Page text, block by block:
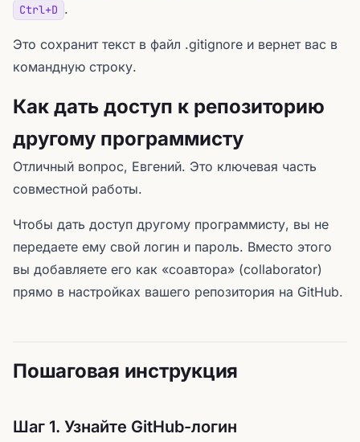
Ctrl+D .
Это сохранит текст в файл .gitignore и вернет вас в
командную строку.
Как дать доступ к репозиторию
другому программисту
Отличный вопрос, Евгений. Это ключевая часть
совместной работы.
Чтобы дать доступ другому программисту, вы не
передаете ему свой логин и пароль. Вместо этого
вы добавляете его как «соавтора» (collaborator)
прямо в настройках вашего репозитория на GitHub.
Пошаговая инструкция
Шаг 1. Узнайте GitHub-логин